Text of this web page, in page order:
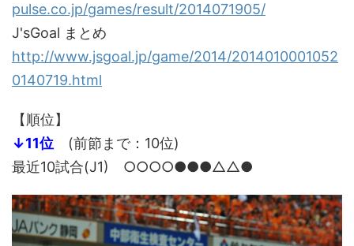
pulse.co.jp/games/result/2014071905/
J'sGoal まとめ
http://www.jsgoal.jp/game/2014/2014010001052
0140719.html
【順位】
↓11位 (前節まで：10位)
最近10試合(J1) ○○○○●●●△△●